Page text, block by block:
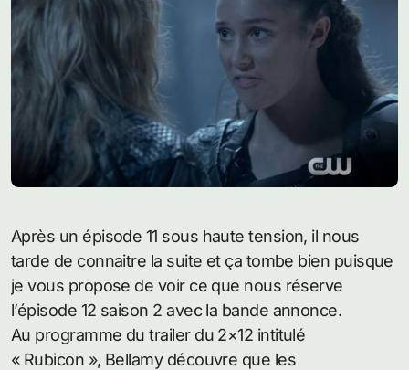
Après un épisode 11 sous haute tension, il nous
tarde de connaitre la suite et ça tombe bien puisque
je vous propose de voir ce que nous réserve
l’épisode 12 saison 2 avec la bande annonce.
Au programme du trailer du 2×12 intitulé
« Rubicon », Bellamy découvre que les